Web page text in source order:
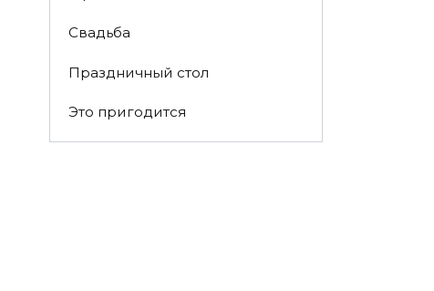
Свадьба
Праздничный стол
Это пригодится